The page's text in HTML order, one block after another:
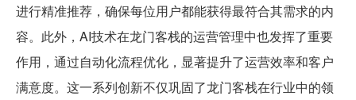
进行精准推荐，确保每位用户都能获得最符合其需求的内
容。此外，AI技术在龙门客栈的运营管理中也发挥了重要
作用，通过自动化流程优化，显著提升了运营效率和客户
满意度。这一系列创新不仅巩固了龙门客栈在行业中的领